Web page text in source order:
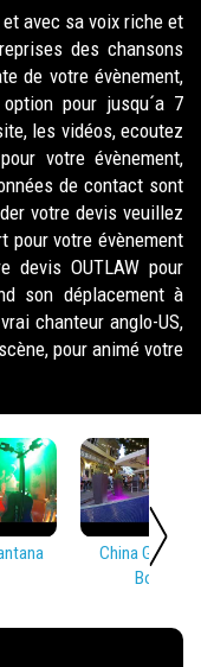
avec sa voix riche et
des chansons
de votre évènement,
pour jusqu´a 7
les vidéos, ecoutez
votre évènement,
de contact sont
votre devis veuillez
pour votre évènement
devis OUTLAW pour
son déplacement à
chanteur anglo-US,
pour animé votre
China Girl -
Bowie